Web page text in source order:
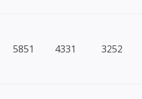
5851 4331 3252